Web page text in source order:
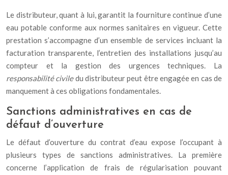
Le distributeur, quant à lui, garantit la fourniture continue d’une
eau potable conforme aux normes sanitaires en vigueur. Cette
prestation s’accompagne d’un ensemble de services incluant la
facturation transparente, l’entretien des installations jusqu’au
compteur et la gestion des urgences techniques. La
responsabilité civiledu distributeur peut être engagée en cas de
manquement à ces obligations fondamentales.
Sanctions administratives en cas de
défaut d’ouverture
Le défaut d’ouverture du contrat d’eau expose l’occupant à
plusieurs types de sanctions administratives. La première
concerne l’application de frais de régularisation pouvant